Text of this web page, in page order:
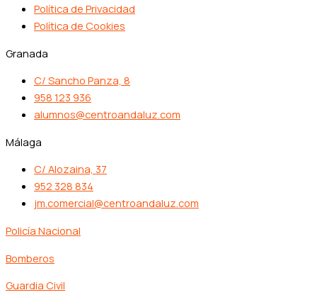
Política de Privacidad
Política de Cookies
Granada
C/ Sancho Panza, 8
958 123 936
alumnos@centroandaluz.com
Málaga
C/ Alozaina, 37
952 328 834
jm.comercial@centroandaluz.com
Policía Nacional
Bomberos
Guardia Civil